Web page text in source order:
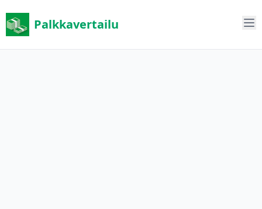
Palkkavertailu